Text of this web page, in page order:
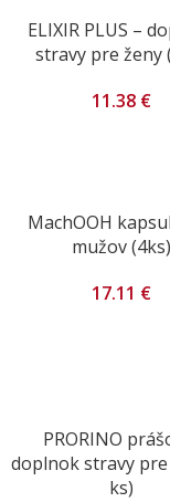
ELIXIR PLUS –
stravy pre ženy
11.38 €
MachOOH
mužov (4ks)
17.11 €
PRORINO
doplnok stravy pre
ks)